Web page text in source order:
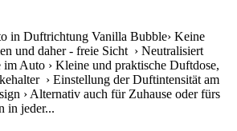
in Duftrichtung Vanilla Bubble› Keine
und daher - freie Sicht › Neutralisiert
im Auto › Kleine und praktische Duftdose,
› Einstellung der Duftintensität am
› Alternativ auch für Zuhause oder fürs
in jeder...